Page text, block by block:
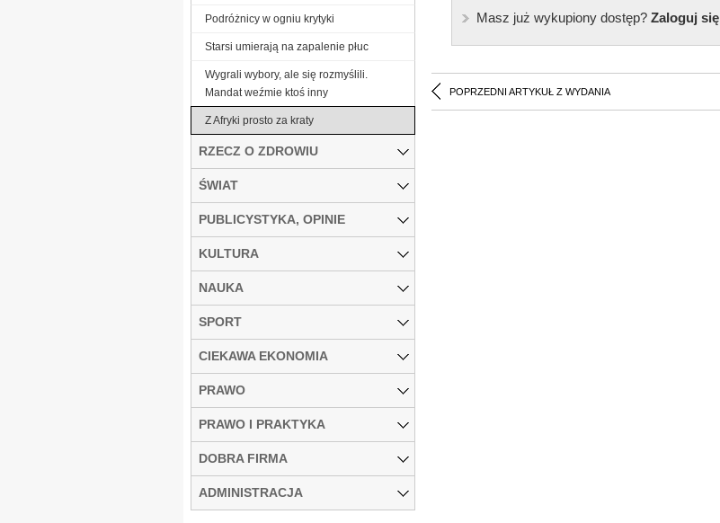
Masz już wykupiony dostęp?Zaloguj się
POPRZEDNI ARTYKUŁ Z WYDANIA
Podróżnicy w ogniu krytyki
Starsi umierają na zapalenie płuc
Wygrali wybory, ale się rozmyślili.
Mandat weźmie ktoś inny
Z Afryki prosto za kraty
RZECZ O ZDROWIU
ŚWIAT
PUBLICYSTYKA, OPINIE
KULTURA
NAUKA
SPORT
CIEKAWA EKONOMIA
PRAWO
PRAWO I PRAKTYKA
DOBRA FIRMA
ADMINISTRACJA